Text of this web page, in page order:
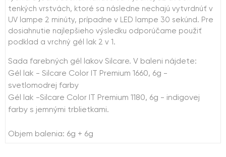
tenkých vrstvách, ktoré sa následne nechajú vytvrdnúť v
UV lampe 2 minúty, prípadne v LED lampe 30 sekúnd. Pre
dosiahnutie najlepšieho výsledku odporúčame použiť
podklad a vrchný gél lak 2 v 1.
Sada farebných gél lakov Silcare. V baleni nájdete:
Gél lak - Silcare Color IT Premium 1660, 6g -
svetlomodrej farby
Gél lak -Silcare Color IT Premium 1180, 6g - indigovej
farby s jemnými trblietkami.
Objem balenia: 6g + 6g